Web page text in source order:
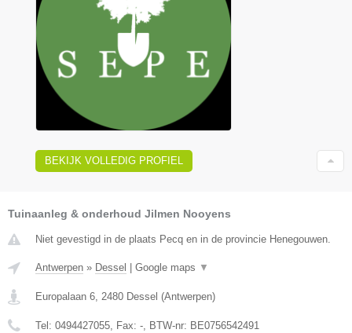
BEKIJK VOLLEDIG PROFIEL
Tuinaanleg & onderhoud Jilmen Nooyens
Niet gevestigd in de plaats Pecq en in de provincie Henegouwen.
Antwerpen » Dessel Google maps ▼
Europalaan 6, 2480 Dessel (Antwerpen)
Tel: 0494427055, Fax: -, BTW-nr: BE0756542491